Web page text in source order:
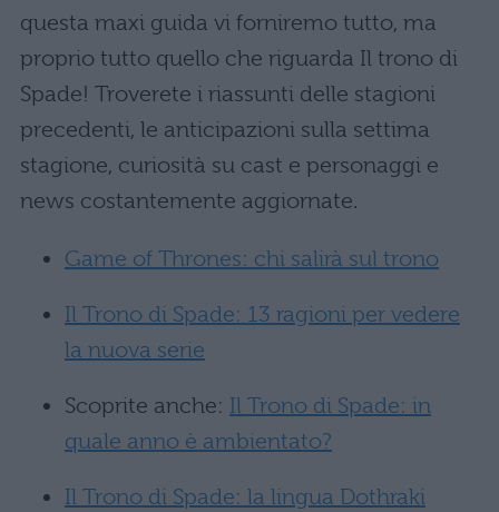
questa maxi guida vi forniremo tutto, ma
proprio tutto quello che riguarda Il trono di
Spade! Troverete i riassunti delle stagioni
precedenti, le anticipazioni sulla settima
stagione, curiosità su cast e personaggi e
news costantemente aggiornate.
Game of Thrones: chi salirà sul trono
Il Trono di Spade: 13 ragioni per vedere
la nuova serie
Scoprite anche: Il Trono di Spade: in
quale anno è ambientato?
Il Trono di Spade: la lingua Dothraki